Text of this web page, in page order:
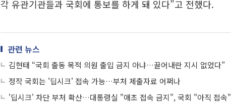
각 유관기관들과 국회에 통보를 하게 돼 있다”고 전했다.
관련 뉴스
김현태 “국회 출동 목적 의원 출입 금지 아냐…끌어내란 지시 없었다”
정작 국회는 '딥시크' 접속 가능…부처 제출자료 어쩌나
'딥시크' 차단 부처 확산…대통령실 "애초 접속 금지", 국회 "아직 접속"